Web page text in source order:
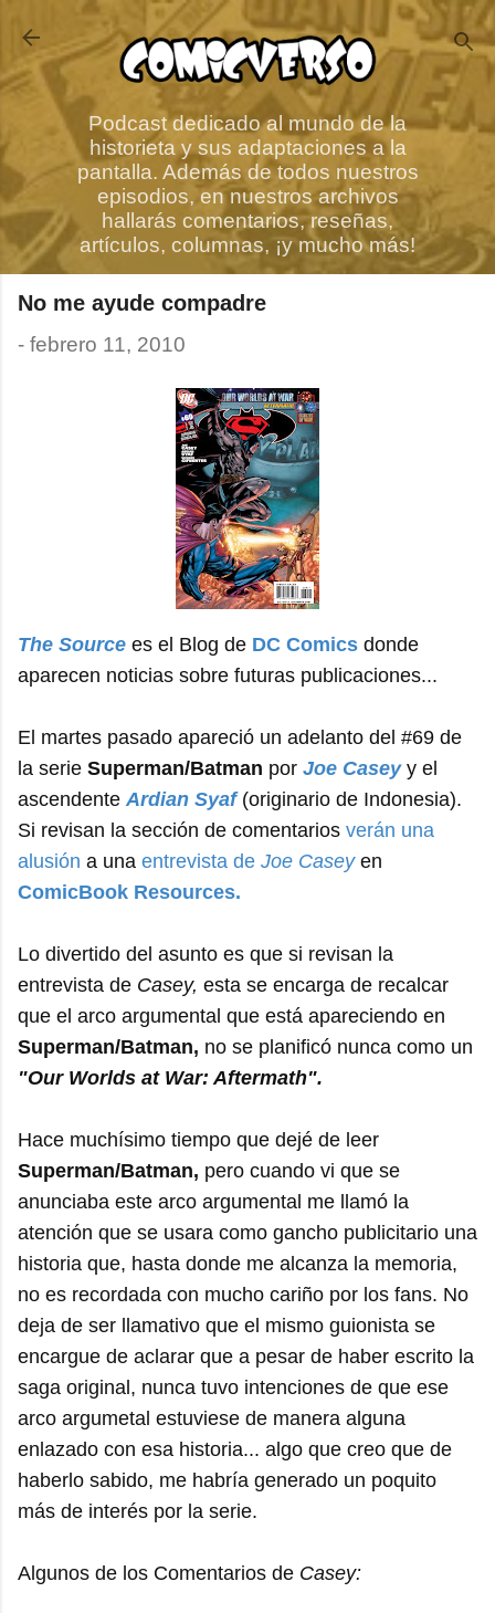
Ir al contenido principal
Podcast dedicado al mundo de la
historieta y sus adaptaciones a la
pantalla. Además de todos nuestros
episodios, en nuestros archivos
hallarás comentarios, reseñas,
artículos, columnas, ¡y mucho más!
No me ayude compadre
- febrero 11, 2010
The Source es el Blog de DC Comics donde
aparecen noticias sobre futuras publicaciones...
El martes pasado apareció un adelanto del #69 de
la serie Superman/Batman por Joe Caseyy el
ascendente Ardian Syaf(originario de Indonesia).
Si revisan la sección de comentarios verán una
alusión a una entrevista de Joe Casey en
ComicBook Resources.
Lo divertido del asunto es que si revisan la
entrevista de Casey, esta se encarga de recalcar
que el arco argumental que está apareciendo en
Superman/Batman, no se planificó nunca como un
"Our Worlds at War: Aftermath".
Hace muchísimo tiempo que dejé de leer
Superman/Batman, pero cuando vi que se
anunciaba este arco argumental me llamó la
atención que se usara como gancho publicitario una
historia que, hasta donde me alcanza la memoria,
no es recordada con mucho cariño por los fans. No
deja de ser llamativo que el mismo guionista se
encargue de aclarar que a pesar de haber escrito la
saga original, nunca tuvo intenciones de que ese
arco argumetal estuviese de manera alguna
enlazado con esa historia... algo que creo que de
haberlo sabido, me habría generado un poquito
más de interés por la serie.
Algunos de los Comentarios de Casey: